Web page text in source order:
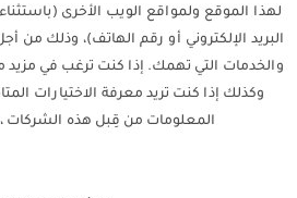
لهذا الموقع ولمواقع الويب الأخرى
البريد الإلكتروني أو رقم الهاتف)، وذلك من
والخدمات التي تهمك. إذا كنت ترغب في مزيد
وكذلك إذا كنت تريد معرفة الاختيارات
المعلومات من قِبل هذه الشركات ،